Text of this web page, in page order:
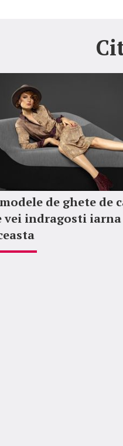
de ghete de
vei indragosti iarna